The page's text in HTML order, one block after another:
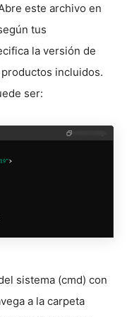
este archivo en
tus
la versión de
incluidos.
ser:
sistema (cmd) con
a la carpeta